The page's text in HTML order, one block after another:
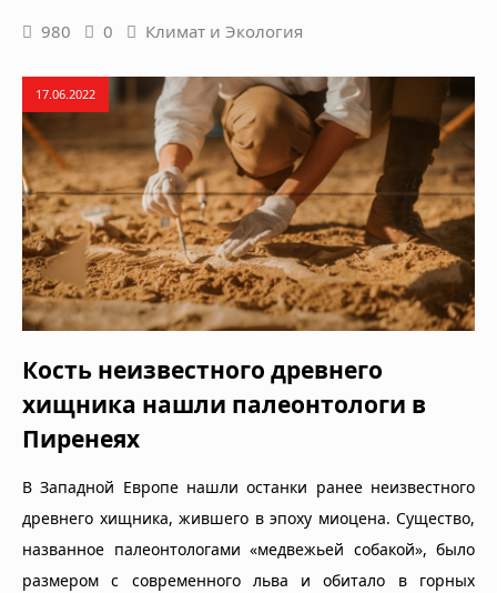
980 0 Климат и Экология
17.06.2022
Кость неизвестного древнего
хищника нашли палеонтологи в
Пиренеях
В Западной Европе нашли останки ранее неизвестного
древнего хищника, жившего в эпоху миоцена. Существо,
названное палеонтологами «медвежьей собакой», было
размером с современного льва и обитало в горных